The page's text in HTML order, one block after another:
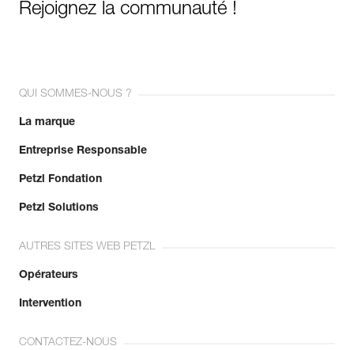
Rejoignez la communauté !
QUI SOMMES-NOUS ?
La marque
Entreprise Responsable
Petzl Fondation
Petzl Solutions
AUTRES SITES WEB PETZL
Opérateurs
Intervention
CONTACTEZ-NOUS